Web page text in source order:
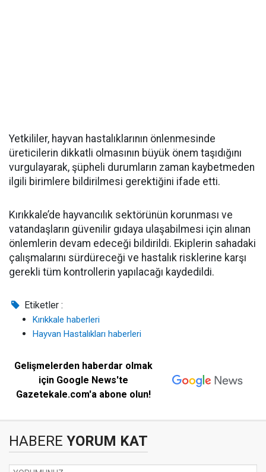
Yetkililer, hayvan hastalıklarının önlenmesinde
üreticilerin dikkatli olmasının büyük önem taşıdığını
vurgulayarak, şüpheli durumların zaman kaybetmeden
ilgili birimlere bildirilmesi gerektiğini ifade etti.
Kırıkkale’de hayvancılık sektörünün korunması ve
vatandaşların güvenilir gıdaya ulaşabilmesi için alınan
önlemlerin devam edeceği bildirildi. Ekiplerin sahadaki
çalışmalarını sürdüreceği ve hastalık risklerine karşı
gerekli tüm kontrollerin yapılacağı kaydedildi.
Etiketler :
Kırıkkale haberleri
Hayvan Hastalıkları haberleri
Gelişmelerden haberdar olmak
için Google News'te
Gazetekale.com'a abone olun!
HABERE YORUM KAT